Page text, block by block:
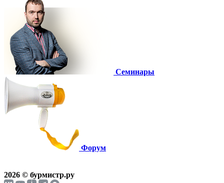
Семинары
Форум
2026 © бурмистр.ру